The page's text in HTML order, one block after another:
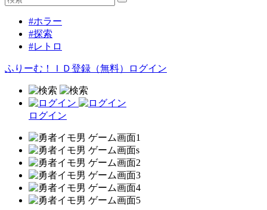
#ホラー
#探索
#レトロ
ふりーむ！ＩＤ登録（無料） ログイン
ログイン